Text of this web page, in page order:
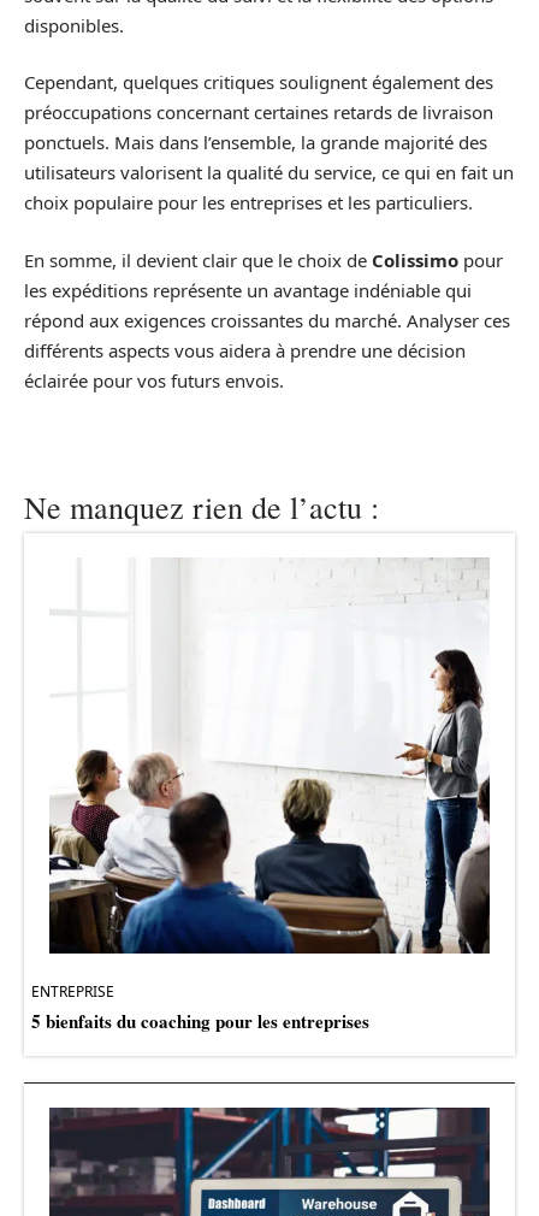
disponibles.
Cependant, quelques critiques soulignent également des
préoccupations concernant certaines retards de livraison
ponctuels. Mais dans l’ensemble, la grande majorité des
utilisateurs valorisent la qualité du service, ce qui en fait un
choix populaire pour les entreprises et les particuliers.
En somme, il devient clair que le choix de Colissimo pour
les expéditions représente un avantage indéniable qui
répond aux exigences croissantes du marché. Analyser ces
différents aspects vous aidera à prendre une décision
éclairée pour vos futurs envois.
Ne manquez rien de l’actu :
ENTREPRISE
5 bienfaits du coaching pour les entreprises